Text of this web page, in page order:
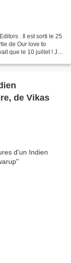
. Il est sorti le 25
de Our love to
que le 10 juillet ! Je
de Vikas